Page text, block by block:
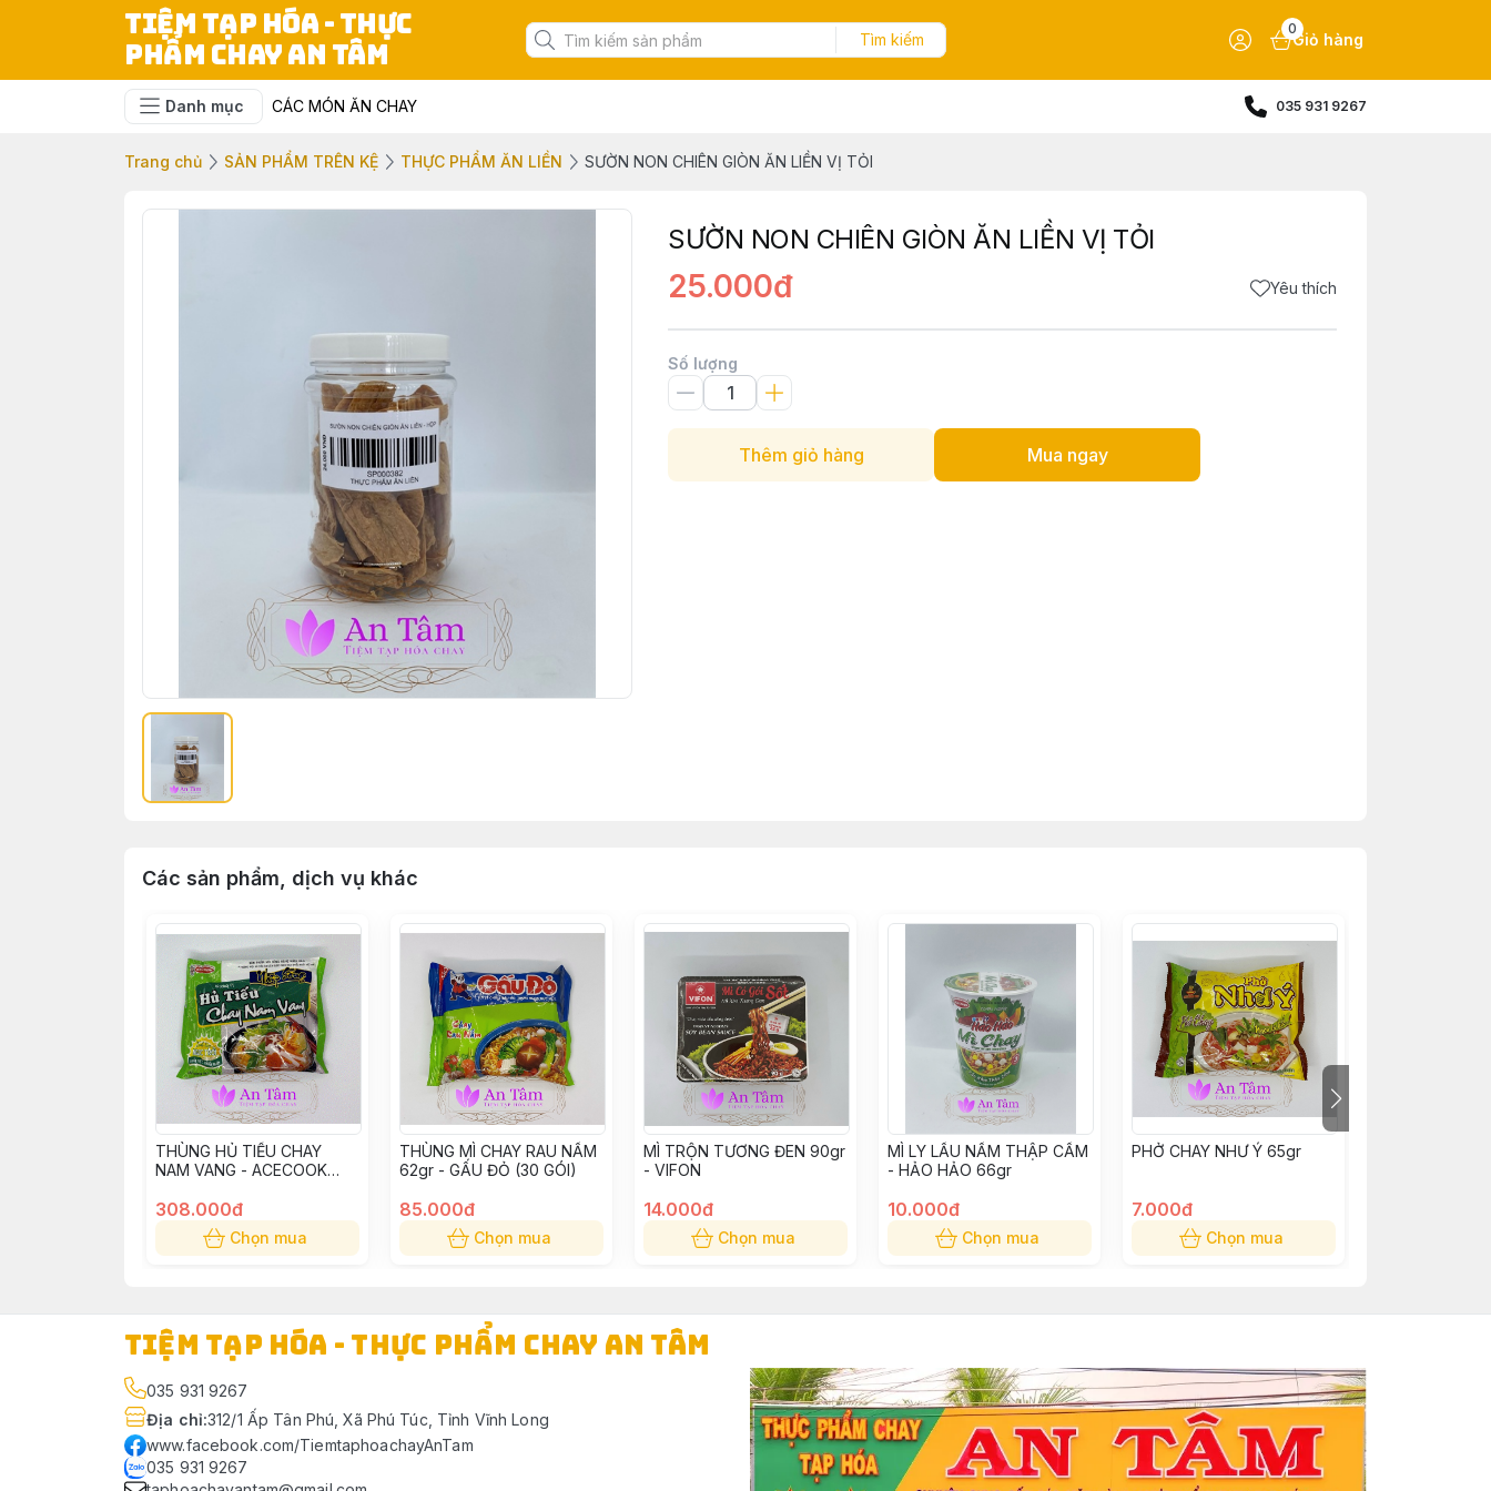
TIỆM TẠP HÓA - THỰC
PHẨM CHAY AN TÂM
Tìm kiếm
0
Giỏ hàng
Danh mục CÁC MÓN ĂN CHAY 035 931 9267
Trang chủ SẢN PHẨM TRÊN KỆ THỰC PHẨM ĂN LIỀN SƯỜN NON CHIÊN GIÒN ĂN LIỀN VỊ TỎI
SƯỜN NON CHIÊN GIÒN ĂN LIỀN VỊ TỎI
25.000đ Yêu thích
Số lượng
Thêm giỏ hàng Mua ngay
Các sản phẩm, dịch vụ khác
THÙNG HỦ TIẾU CHAY
NAM VANG - ACECOOK
308.000đ
Chọn mua
THÙNG MÌ CHAY RAU NẤM
62gr - GẤU ĐỎ (30 GÓI)
85.000đ
Chọn mua
MÌ TRỘN TƯƠNG ĐEN 90gr
- VIFON
14.000đ
Chọn mua
MÌ LY LẨU NẤM THẬP CẨM
- HẢO HẢO 66gr
10.000đ
Chọn mua
PHỞ CHAY NHƯ Ý 65gr
7.000đ
Chọn mua
TIỆM TẠP HÓA - THỰC PHẨM CHAY AN TÂM
035 931 9267
Địa chỉ:312/1 Ấp Tân Phú, Xã Phú Túc, Tỉnh Vĩnh Long
www.facebook.com/TiemtaphoachayAnTam
035 931 9267